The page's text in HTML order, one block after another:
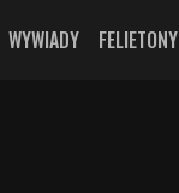
WYWIADY FELIETONY